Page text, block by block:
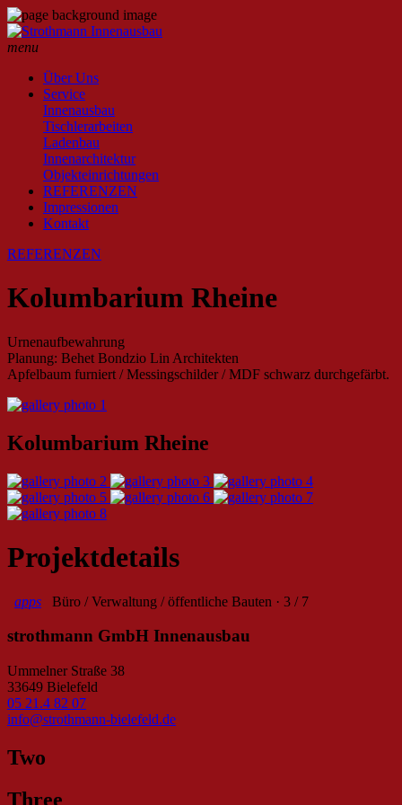
menu
Über Uns
Service
Innenausbau
Tischlerarbeiten
Ladenbau
Innenarchitektur
Objekteinrichtungen
REFERENZEN
Impressionen
Kontakt
REFERENZEN
Kolumbarium Rheine
Urnenaufbewahrung
Planung: Behet Bondzio Lin Architekten
Apfelbaum furniert / Messingschilder / MDF schwarz durchgefärbt.
Kolumbarium Rheine
Projektdetails
apps Büro / Verwaltung / öffentliche Bauten · 3 / 7
strothmann GmbH Innenausbau
Ummelner Straße 38
33649 Bielefeld
05 21.4 82 07
info@strothmann-bielefeld.de
Two
Three